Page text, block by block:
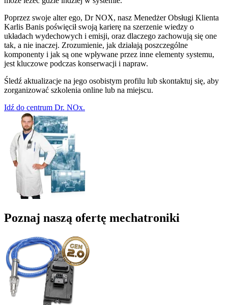
Poprzez swoje alter ego, Dr NOX, nasz Menedżer Obsługi Klienta
Karlis Banis poświęcił swoją karierę na szerzenie wiedzy o
układach wydechowych i emisji, oraz dlaczego zachowują się one
tak, a nie inaczej. Zrozumienie, jak działają poszczególne
komponenty i jak są one wpływane przez inne elementy systemu,
jest kluczowe podczas konserwacji i napraw.
Śledź aktualizacje na jego osobistym profilu lub skontaktuj się, aby
zorganizować szkolenia online lub na miejscu.
Idź do centrum Dr. NOx.
Poznaj naszą ofertę mechatroniki